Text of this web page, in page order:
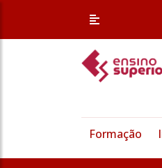
Formação